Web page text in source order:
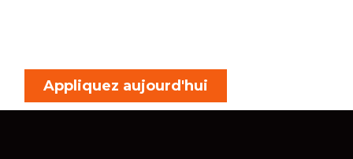
Appliquez aujourd'hui